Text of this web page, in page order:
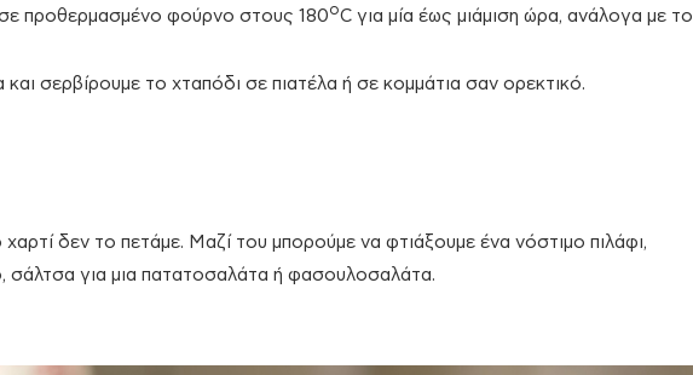
προθερμασμένο φούρνο στους 180οC για μία έως μιάμιση ώρα, ανάλογα με το
σερβίρουμε το χταπόδι σε πιατέλα ή σε κομμάτια σαν ορεκτικό.
χαρτί δεν το πετάμε. Μαζί του μπορούμε να φτιάξουμε ένα νόστιμο πιλάφι,
σάλτσα για μια πατατοσαλάτα ή φασουλοσαλάτα.